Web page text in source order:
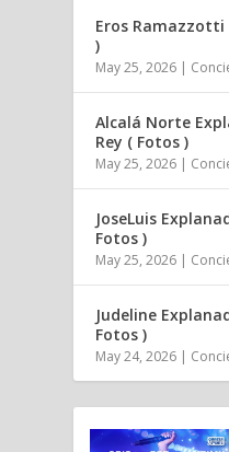
Eros
)
May 25, 2026 |
Alcalá Norte
Rey ( Fotos )
May 25, 2026 |
JoseLuis
Fotos )
May 25, 2026 |
Judeline
Fotos )
May 24, 2026 |